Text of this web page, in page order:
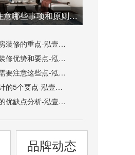
新房装修要注意哪些事项和原则-泓壹设计
如何抓住新房装修的重点-泓壹设计
大户型房子装修优势和要点-泓壹设计
原木风装修需要注意这些点-泓壹设计
房屋装修设计的5个要点-泓壹设计
小户型房子的优缺点分析-泓壹设计
品牌动态